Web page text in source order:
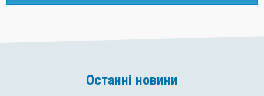
Останні новини